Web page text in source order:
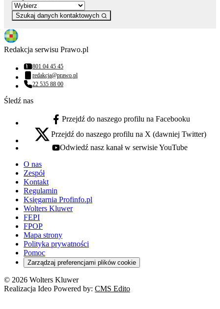
Szukaj danych kontaktowych
Redakcja serwisu Prawo.pl
Numer telefonu:
801 04 45 45
Adres email:
redakcja@prawo.pl
Numer telefonu:
22 535 88 00
Śledź nas
facebook - otwiera się w nowej karcie
Przejdź do naszego profilu na Facebooku
x - otwiera się w nowej karcie
Przejdź do naszego profilu na X (dawniej Twitter)
youtube - otwiera się w nowej karcie
Odwiedź nasz kanał w serwisie YouTube
O nas
Zespół
Kontakt
Regulamin
Księgarnia Profinfo.pl
Wolters Kluwer
FEPI
FPOP
Mapa strony
Polityka prywatności
Pomoc
Zarządzaj preferencjami plików cookie
© 2026 Wolters Kluwer
Realizacja Ideo Powered by: CMS Edito